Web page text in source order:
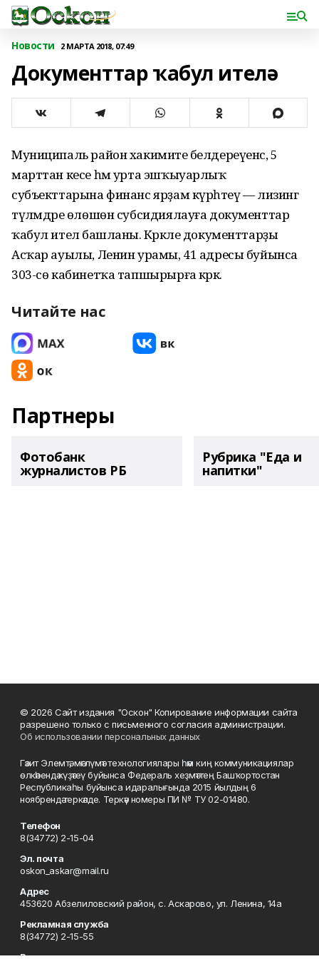
Новости 2 МАРТА 2018, 07:49
Документтар ҡабул ителә
Муниципаль район хакимиәте белдереүенсә, 5
марттан кесе һәм урта эшҡыуарлыҡ
субъекттарына финанс ярҙам күрһәтеү — лизинг
түләмдәре өлөшөн субсидиялауға документтар
ҡабул ителә башланы. Кәрәкле документтарҙы
Асҡар ауылы, Ленин урамы, 41 адресы буйынса
303-сө кабинетҡа тапшырырға кәрәк.
Читайте нас
Партнеры
Фотобанк
журналистов РБ
Рубрика "Еда и
напитки"
© 2026 Сайт издания "Оскон" Копирование информации сайта
разрешено только с письменного согласия администрации.
Об использовании персональных данных
Гәзит Элемтә, мәғлүмәт технологиялары һәм киң коммуникациялар
өлкәһендә күҙәтеү буйынса Федераль хеҙмәттең Башҡортостан
Республикаһы буйынса идаралығында 2015 йылдың 6
ноябрендә теркәлде. Теркәү номеры ПИ № ТУ 02-01480.
Телефон
8(34772) 2-15-04
Эл. почта
oskon_askar@mail.ru
Адрес
453620 Абзелиловский район, с. Аскарово, ул. Ленина, 14а
Рекламная служба
8(34772) 2-15-55